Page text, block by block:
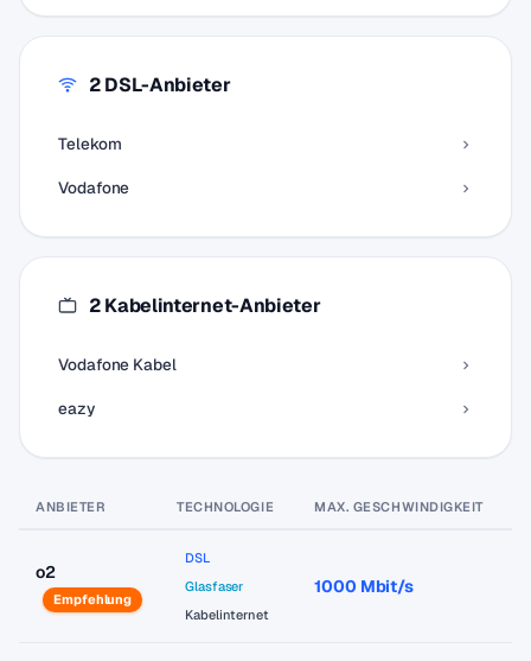
2 DSL-Anbieter
Telekom
Vodafone
2 Kabelinternet-Anbieter
Vodafone Kabel
eazy
ANBIETER TECHNOLOGIE MAX. GESCHWINDIGKEIT
o2
Empfehlung
DSL
Glasfaser
Kabelinternet
1000 Mbit/s